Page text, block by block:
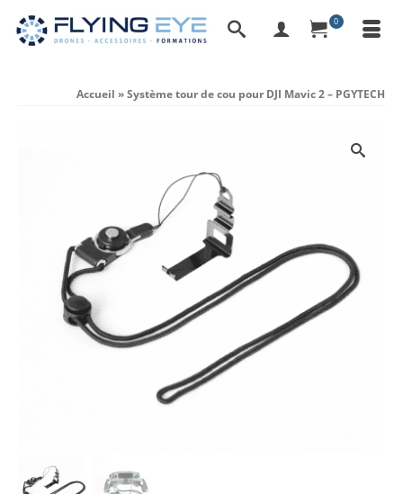
0
Accueil »Système tour de cou pour DJI Mavic 2 – PGYTECH